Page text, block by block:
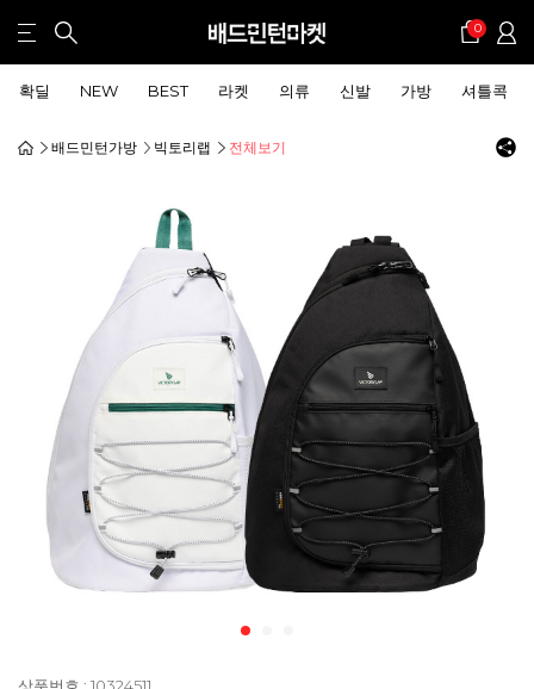
0
확딜 NEW BEST 라켓 의류 신발 가방 셔틀콕
배드민턴가방 빅토리랩 전체보기